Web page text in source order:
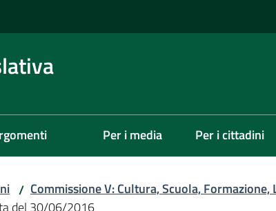
Per i media Per i cittadini
/ Commissione V: Cultura, Scuola,
del 30/06/2016